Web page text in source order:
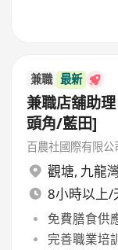
兼職 最新
兼職店舖助
頭角/藍田]
百農社國際有限公
觀塘, 九龍
8小時以上/
免費膳食供
完善職業培